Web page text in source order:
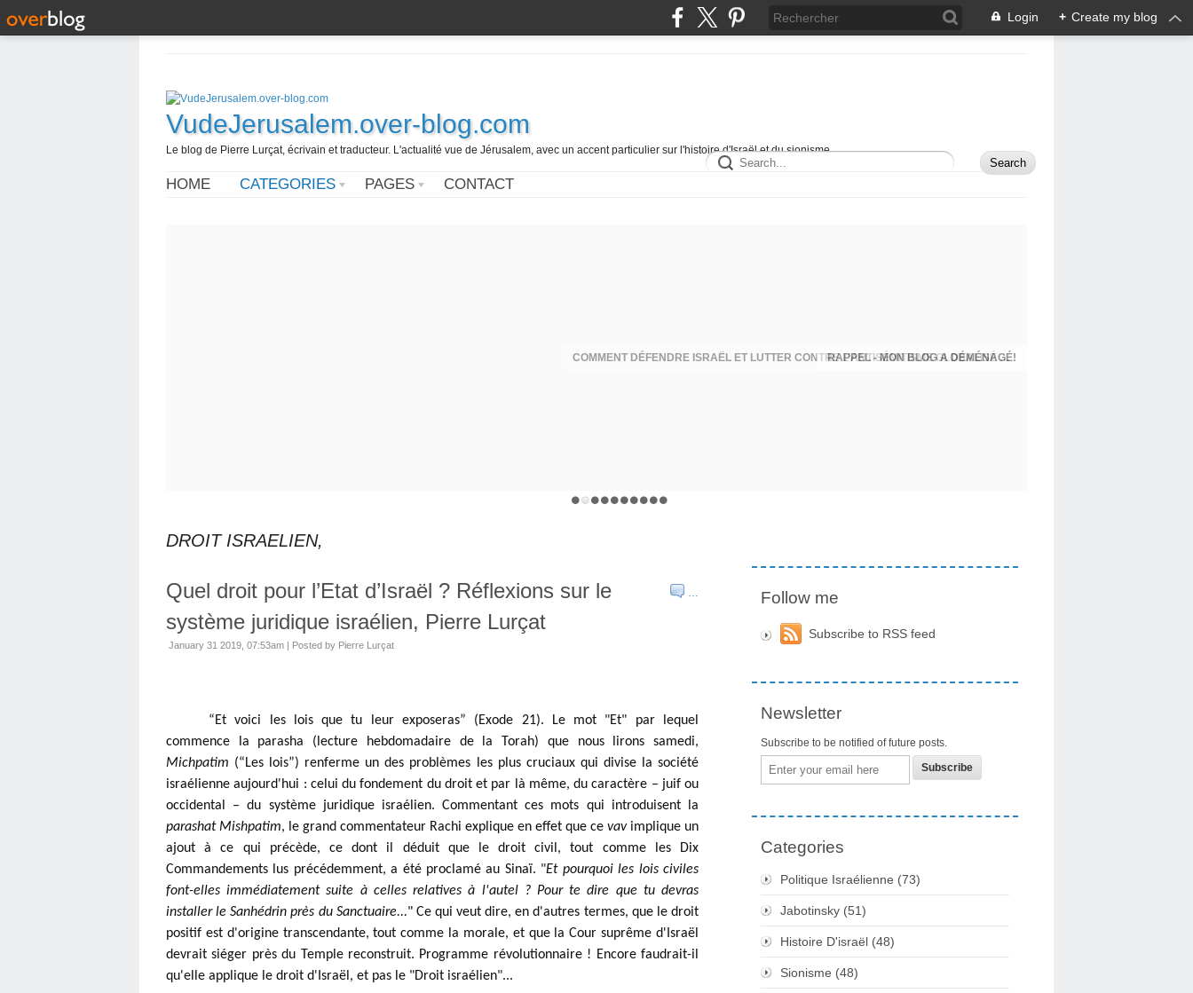
Login + Create my blog
VudeJerusalem.over-blog.com
Le blog de Pierre Lurçat, écrivain et traducteur. L'actualité vue de Jérusalem, avec un accent particulier sur l'histoire d'Israël et du sionisme.
HOME CATEGORIES PAGES CONTACT
RAPPEL - MON BLOG A DÉMÉNAGÉ!
DROIT ISRAELIEN,
…
Quel droit pour l’Etat d’Israël ? Réflexions sur le
système juridique israélien, Pierre Lurçat
January 31 2019, 07:53am | Posted by Pierre Lurçat
“Et voici les lois que tu leur exposeras” (Exode 21). Le mot "Et" par lequel
Michpatim (“Les lois”) renferme un des problèmes les plus cruciaux qui divise la société
israélienne aujourd'hui : celui du fondement du droit et par là même, du caractère – juif ou
parashat Mishpatim, le grand commentateur Rachi explique en effet que ce vav implique un
ajout à ce qui précède, ce dont il déduit que le droit civil, tout comme les Dix
Commandements lus précédemment, a été proclamé au Sinaï. "Et pourquoi les lois civiles
font-elles immédiatement suite à celles relatives à l'autel ? Pour te dire que tu devras
installer le Sanhédrin près du Sanctuaire..." Ce qui veut dire, en d'autres termes, que le droit
positif est d'origine transcendante, tout comme la morale, et que la Cour suprême d'Israël
devrait siéger près du Temple reconstruit. Programme révolutionnaire ! Encore faudrait-il
qu'elle applique le droit d'Israël, et pas le "Droit israélien"...
Follow me
Subscribe to RSS feed
Newsletter
Subscribe to be notified of future posts.
Email
Categories
Politique Israélienne (73)
Jabotinsky (51)
Histoire D'israël (48)
Sionisme (48)